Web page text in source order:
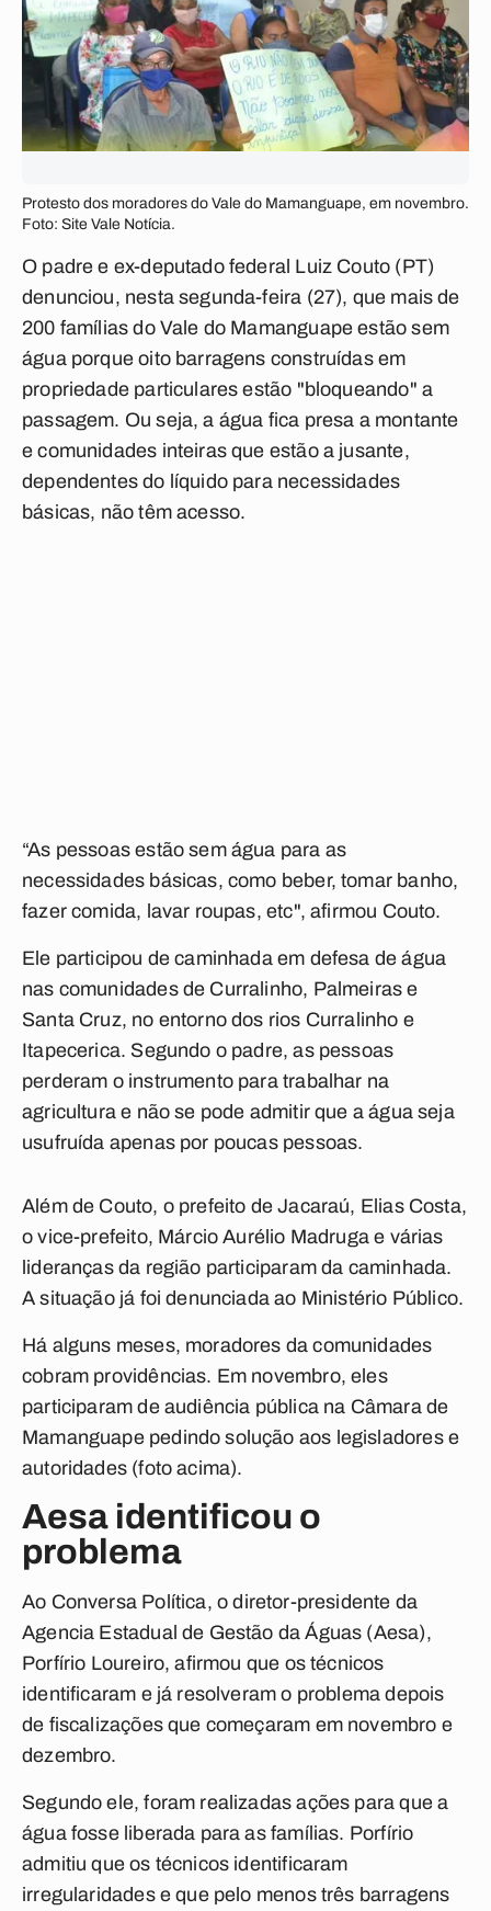
Protesto dos moradores do Vale do Mamanguape, em novembro.
Foto: Site Vale Notícia.
O padre e ex-deputado federal Luiz Couto (PT)
denunciou, nesta segunda-feira (27), que mais de
200 famílias do Vale do Mamanguape estão sem
água porque oito barragens construídas em
propriedade particulares estão "bloqueando" a
passagem. Ou seja, a água fica presa a montante
e comunidades inteiras que estão a jusante,
dependentes do líquido para necessidades
básicas, não têm acesso.
“As pessoas estão sem água para as
necessidades básicas, como beber, tomar banho,
fazer comida, lavar roupas, etc", afirmou Couto.
Ele participou de caminhada em defesa de água
nas comunidades de Curralinho, Palmeiras e
Santa Cruz, no entorno dos rios Curralinho e
Itapecerica. Segundo o padre, as pessoas
perderam o instrumento para trabalhar na
agricultura e não se pode admitir que a água seja
usufruída apenas por poucas pessoas.
Além de Couto, o prefeito de Jacaraú, Elias Costa,
o vice-prefeito, Márcio Aurélio Madruga e várias
lideranças da região participaram da caminhada.
A situação já foi denunciada ao Ministério Público.
Há alguns meses, moradores da comunidades
cobram providências. Em novembro, eles
participaram de audiência pública na Câmara de
Mamanguape pedindo solução aos legisladores e
autoridades (foto acima).
Aesa identificou o
problema
Ao Conversa Política, o diretor-presidente da
Agencia Estadual de Gestão da Águas (Aesa),
Porfírio Loureiro, afirmou que os técnicos
identificaram e já resolveram o problema depois
de fiscalizações que começaram em novembro e
dezembro.
Segundo ele, foram realizadas ações para que a
água fosse liberada para as famílias. Porfírio
admitiu que os técnicos identificaram
irregularidades e que pelo menos três barragens